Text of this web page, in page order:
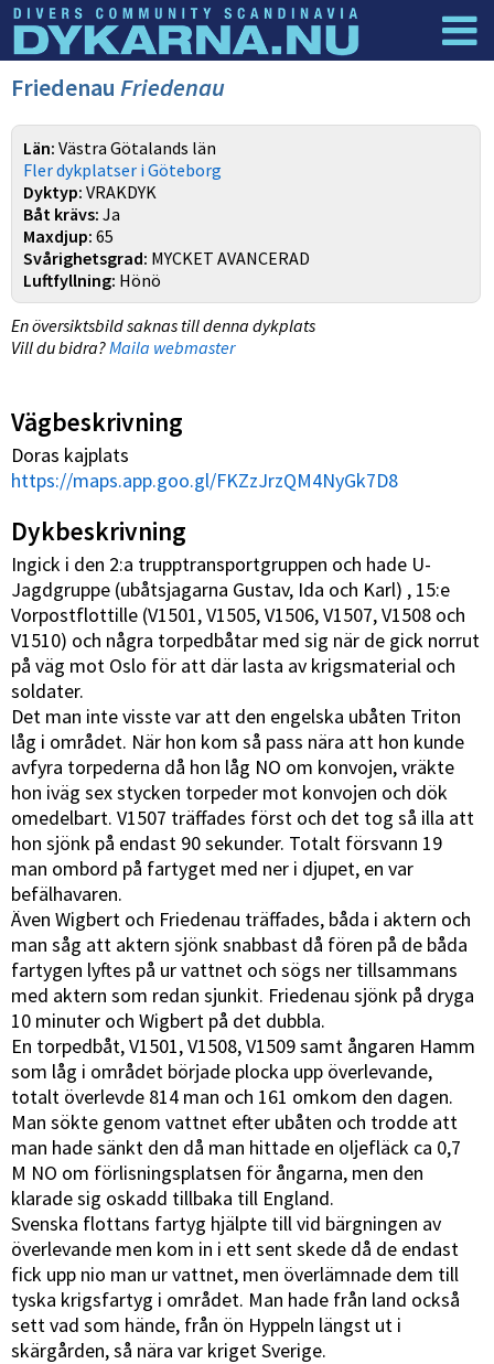
Dyknyheter
Friedenau Friedenau
Län: Västra Götalands län
Fler dykplatser i Göteborg
Dyktyp: VRAKDYK
Båt krävs: Ja
Maxdjup: 65
Svårighetsgrad: MYCKET AVANCERAD
Luftfyllning: Hönö
En översiktsbild saknas till denna dykplats
Vill du bidra?Maila webmaster
Vägbeskrivning
Doras kajplats
https://maps.app.goo.gl/FKZzJrzQM4NyGk7D8
Dykbeskrivning
Ingick i den 2:a trupptransportgruppen och hade U-
Jagdgruppe (ubåtsjagarna Gustav, Ida och Karl) , 15:e
Vorpostflottille (V1501, V1505, V1506, V1507, V1508 och
V1510) och några torpedbåtar med sig när de gick norrut
på väg mot Oslo för att där lasta av krigsmaterial och
soldater.
Det man inte visste var att den engelska ubåten Triton
låg i området. När hon kom så pass nära att hon kunde
avfyra torpederna då hon låg NO om konvojen, vräkte
hon iväg sex stycken torpeder mot konvojen och dök
omedelbart. V1507 träffades först och det tog så illa att
hon sjönk på endast 90 sekunder. Totalt försvann 19
man ombord på fartyget med ner i djupet, en var
befälhavaren.
Även Wigbert och Friedenau träffades, båda i aktern och
man såg att aktern sjönk snabbast då fören på de båda
fartygen lyftes på ur vattnet och sögs ner tillsammans
med aktern som redan sjunkit. Friedenau sjönk på dryga
10 minuter och Wigbert på det dubbla.
En torpedbåt, V1501, V1508, V1509 samt ångaren Hamm
som låg i området började plocka upp överlevande,
totalt överlevde 814 man och 161 omkom den dagen.
Man sökte genom vattnet efter ubåten och trodde att
man hade sänkt den då man hittade en oljefläck ca 0,7
M NO om förlisningsplatsen för ångarna, men den
klarade sig oskadd tillbaka till England.
Svenska flottans fartyg hjälpte till vid bärgningen av
överlevande men kom in i ett sent skede då de endast
fick upp nio man ur vattnet, men överlämnade dem till
tyska krigsfartyg i området. Man hade från land också
sett vad som hände, från ön Hyppeln längst ut i
skärgården, så nära var kriget Sverige.